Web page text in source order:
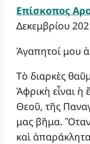
Επίσκοπος
Δεκεμβρίου
Ἀγαπητοί μου
Τὸ διαρκὲς
Ἀφρικὴ εἶναι ἡ
Θεοῦ, τῆς
μας βῆμα.
καὶ